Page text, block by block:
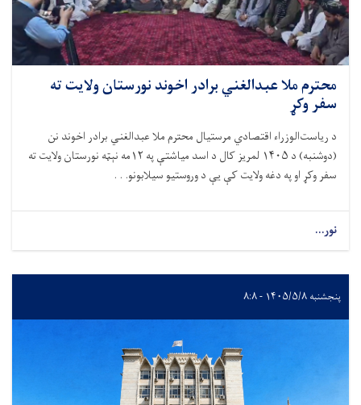
محترم ملا عبدالغني برادر اخوند نورستان ولایت ته
سفر وکړ
د ریاست‌الوزراء اقتصادي مرستیال محترم ملا عبدالغني برادر اخوند نن
(دوشنبه) د ۱۴۰۵ لمریز کال د اسد میاشتې په ۱۲مه نېټه نورستان ولایت ته
سفر وکړ او په دغه ولایت کې يې د وروستیو سیلابونو. . .
نور...
پنجشنبه ۱۴۰۵/۵/۸ - ۸:۸